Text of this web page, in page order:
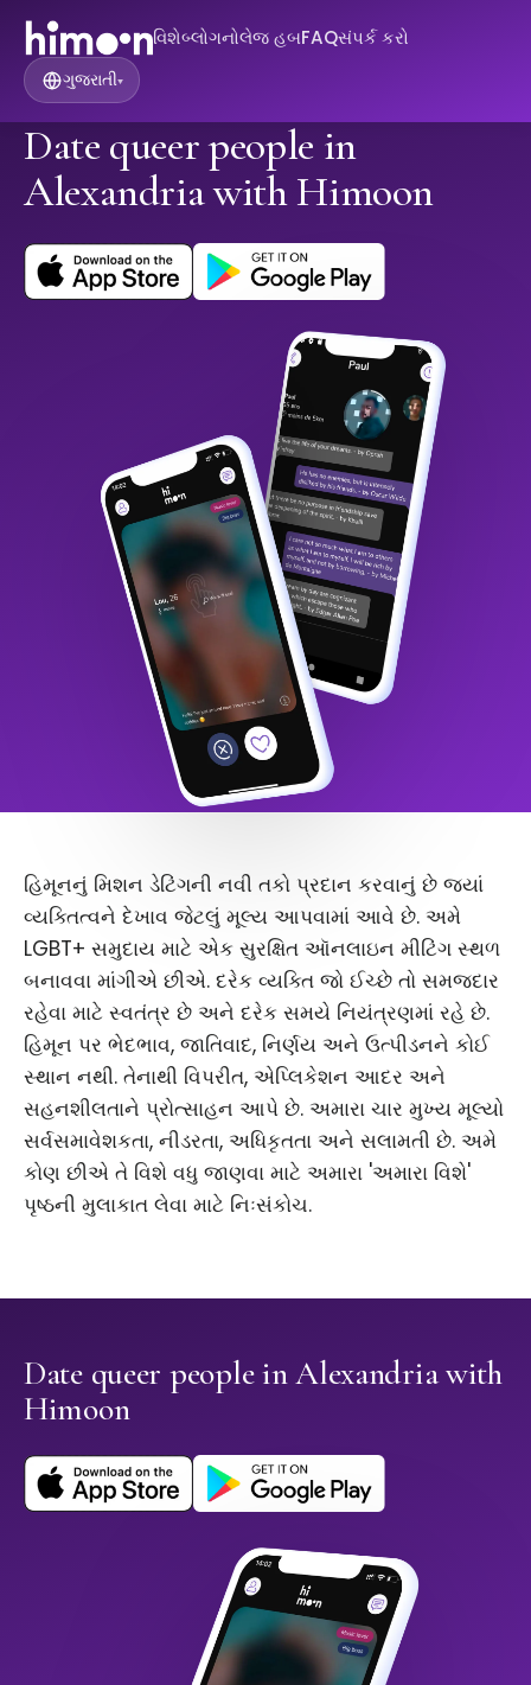
વિશેબ્લોગનોલેજ હબFAQસંપર્ક કરો
ગુજરાતી▾
Date queer people in
Alexandria with Himoon
હિમૂનનું મિશન ડેટિંગની નવી તકો પ્રદાન કરવાનું છે જ્યાં
વ્યક્તિત્વને દેખાવ જેટલું મૂલ્ય આપવામાં આવે છે. અમે
LGBT+ સમુદાય માટે એક સુરક્ષિત ઑનલાઇન મીટિંગ સ્થળ
બનાવવા માંગીએ છીએ. દરેક વ્યક્તિ જો ઈચ્છે તો સમજદાર
રહેવા માટે સ્વતંત્ર છે અને દરેક સમયે નિયંત્રણમાં રહે છે.
હિમૂન પર ભેદભાવ, જાતિવાદ, નિર્ણય અને ઉત્પીડનને કોઈ
સ્થાન નથી. તેનાથી વિપરીત, એપ્લિકેશન આદર અને
સહનશીલતાને પ્રોત્સાહન આપે છે. અમારા ચાર મુખ્ય મૂલ્યો
સર્વસમાવેશકતા, નીડરતા, અધિકૃતતા અને સલામતી છે. અમે
કોણ છીએ તે વિશે વધુ જાણવા માટે અમારા 'અમારા વિશે'
પૃષ્ઠની મુલાકાત લેવા માટે નિઃસંકોચ.
Date queer people in Alexandria with
Himoon